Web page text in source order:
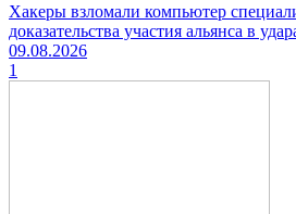
Хакеры взломали компьютер
доказательства участия альянса в
09.08.2026
1